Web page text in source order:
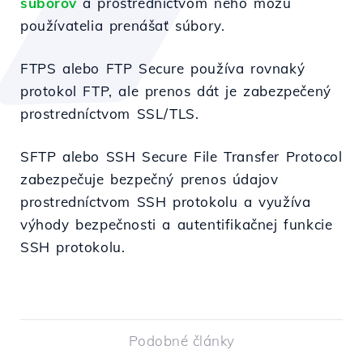
používatelia prenášať súbory.
FTPS alebo FTP Secure používa rovnaký
protokol FTP, ale prenos dát je zabezpečený
prostredníctvom SSL/TLS.
SFTP alebo SSH Secure File Transfer Protocol
zabezpečuje bezpečný prenos údajov
prostredníctvom SSH protokolu a využíva
výhody bezpečnosti a autentifikačnej funkcie
SSH protokolu.
Podobné články